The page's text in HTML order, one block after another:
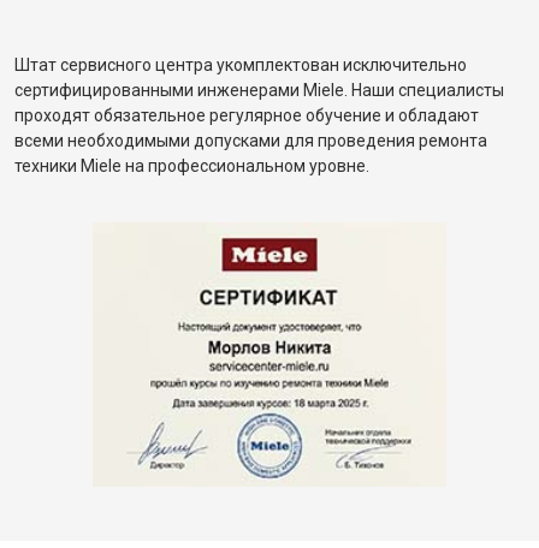
Штат сервисного центра укомплектован исключительно
сертифицированными инженерами Miele. Наши специалисты
проходят обязательное регулярное обучение и обладают
всеми необходимыми допусками для проведения ремонта
техники Miele на профессиональном уровне.